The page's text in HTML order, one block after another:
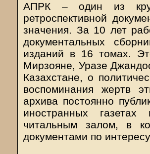
АПРК – один из
ретроспективной
значения. За 10 лет
документальных
изданий в 16 томах.
Мирзояне, Уразе
Казахстане, о
воспоминания жертв
архива постоянно
иностранных
читальным залом, в
документами по